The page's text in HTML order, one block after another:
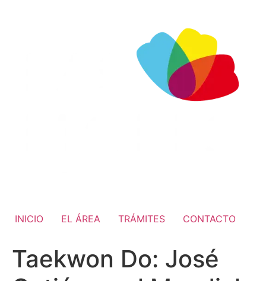
INICIO EL ÁREA TRÁMITES CONTACTO
Taekwon Do: José